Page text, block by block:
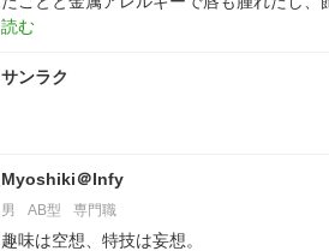
サンラク
Myoshiki＠Infy
男 AB型 専門職
趣味は空想、特技は妄想。